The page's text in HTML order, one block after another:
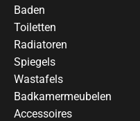
Baden
Toiletten
Radiatoren
Spiegels
Wastafels
Badkamermeubelen
Accessoires